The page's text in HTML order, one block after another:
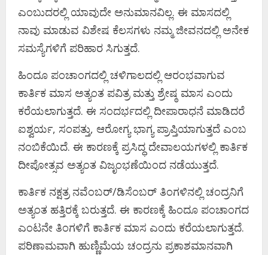
ಎಂಬುದರಲ್ಲಿ ಯಾವುದೇ ಅನುಮಾನವಿಲ್ಲ. ಈ ಮಾಸದಲ್ಲಿ
ನಾವು ಮಾಡುವ ವಿಶೇಷ ಕೆಲಸಗಳು ನಮ್ಮ ಜೀವನದಲ್ಲಿ ಅನೇಕ
ಸಮಸ್ಯೆಗಳಿಗೆ ಪರಿಹಾರ ಸಿಗುತ್ತದೆ.
ಹಿಂದೂ ಪಂಚಾಂಗದಲ್ಲಿ ಚಳಿಗಾಲದಲ್ಲಿ ಆರಂಭವಾಗುವ
ಕಾರ್ತಿಕ ಮಾಸ ಅತ್ಯಂತ ಪವಿತ್ರ ಮತ್ತು ಶ್ರೇಷ್ಠ ಮಾಸ ಎಂದು
ಕರೆಯಲಾಗುತ್ತದೆ. ಈ ಸಂದರ್ಭದಲ್ಲಿ ದೀಪಾರಾಧನೆ ಮಾಡಿದರೆ
ಐಶ್ವರ್ಯ, ಸಂಪತ್ತು, ಆರೋಗ್ಯ ಭಾಗ್ಯ ಪ್ರಾಪ್ತಿಯಾಗುತ್ತದೆ ಎಂಬ
ನಂಬಿಕೆಯಿದೆ. ಈ ಕಾರಣಕ್ಕೆ ಪ್ರಸಿದ್ಧ ದೇವಾಲಯಗಳಲ್ಲಿ ಕಾರ್ತಿಕ
ದೀಪೋತ್ಸವ ಅತ್ಯಂತ ವಿಜೃಂಭಣೆಯಿಂದ ನಡೆಯುತ್ತದೆ.
ಕಾರ್ತಿಕ ನಕ್ಷತ್ರ ನವೆಂಬರ್‌/ಡಿಸೆಂಬರ್‌ ತಿಂಗಳಿನಲ್ಲಿ ಚಂದ್ರನಿಗೆ
ಅತ್ಯಂತ ಹತ್ತಿರಕ್ಕೆ ಬರುತ್ತದೆ. ಈ ಕಾರಣಕ್ಕೆ ಹಿಂದೂ ಪಂಚಾಂಗದ
ಎಂಟನೇ ತಿಂಗಳಿಗೆ ಕಾರ್ತಿಕ ಮಾಸ ಎಂದು ಕರೆಯಲಾಗುತ್ತದೆ.
ಪರಿಣಾಮವಾಗಿ ಹುಣ್ಣಿಮೆಯ ಚಂದ್ರನು ಪ್ರಕಾಶಮಾನವಾಗಿ